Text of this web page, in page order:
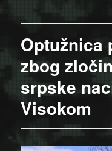
Optužnica
zbog
srpske
Visokom